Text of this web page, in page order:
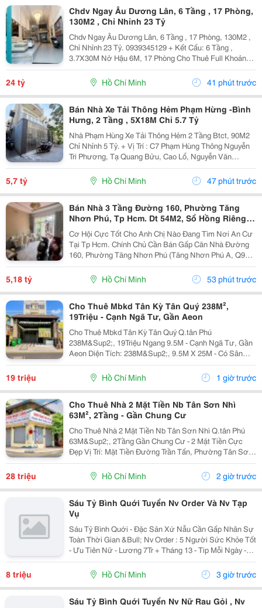
Chdv Ngay Âu Dương Lân, 6 Tầng , 17 Phòng,
130M2 , Chỉ Nhỉnh 23 Tỷ
Chdv Ngay Âu Dương Lân, 6 Tầng , 17 Phòng, 130M2 ,
Chỉ Nhỉnh 23 Tỷ. 0939345129 + Kết Cấu: 6 Tầng ,
3.7X30M Nở Hậu 6M, 17 Phòng Cho Thuê Full Khoảng
120Tr/ Tháng . + Vị Trí: Âu Dương Lân Thông Các Tuyến
Đường Tạ Quang Bửu, Gần Parc Mall Cao Lỗ, Phạm...
24 tỷ Hồ Chí Minh 41 phút trước
Bán Nhà Xe Tải Thông Hẻm Phạm Hừng -Bình
Hưng, 2 Tầng , 5X18M Chỉ 5.7 Tỷ
Nhà Phạm Hùng Xe Tải Thông Hẻm 2 Tầng Btct, 90M2
Chỉ Nhỉnh 5 Tỷ. + Vị Trí : C7 Phạm Hùng Thông Nguyễn
Tri Phương, Tạ Quang Bửu, Cao Lổ, Nguyễn Văn
Linh.... + Tiện Ích: Hẻm To Di Chuyển Thuận Tiện Gần
Chợ, Trường Học Các Cấp , Di Chuyển Nhanh Qua...
5,7 tỷ Hồ Chí Minh 47 phút trước
Bán Nhà 3 Tầng Đường 160, Phường Tăng
Nhơn Phú, Tp Hcm. Dt 54M2, Sổ Hồng Riêng.
Giá 5,18 Tỷ
Cơ Hội Cực Tốt Cho Anh Chị Nào Đang Tìm Nơi An Cư
Tại Tp Hcm. Chính Chủ Cần Bán Gấp Căn Nhà Đường
160, Phường Tăng Nhơn Phú (Tăng Nhơn Phú A, Q9
Cũ). Vị Trí Nhà Nằm Trong Khu Dân Cư Ổn Định, Giao
Thông Thuận Tiện Chỉ Vài Bước Là Ra Lã Xuân Oai,
5,18 tỷ Hồ Chí Minh 53 phút trước
Cho Thuê Mbkd Tân Kỳ Tân Quý 238M²,
19Triệu - Cạnh Ngã Tư, Gần Aeon
Cho Thuê Mbkd Tân Kỳ Tân Quý Q.tân Phú
238M&Sup2;, 19Triệu Ngang 9.5M - Cạnh Ngã Tư, Gần
Aeon Diện Tích: 238M&Sup2;, 9.5M X 25M - Có Sân
Cực Rộng Kết Cấu: 1Trệt Trống Suốt, Có 2 Pn Thích
Hợp: Quán Ăn,Cafe, Spa-Nails, Shop Điện Thoại, Phụ
Kiện,...
19 triệu Hồ Chí Minh 1 giờ trước
Cho Thuê Nhà 2 Mặt Tiền Nb Tân Sơn Nhì
63M², 2Tầng - Gần Chung Cư
Cho Thuê Nhà 2 Mặt Tiền Nb Tân Sơn Nhì Q.tân Phú
63M&Sup2;, 2Tầng Gần Chung Cư - 2 Mặt Tiền Cực
Đẹp Vị Trí: Mặt Tiền Đường Trần Tấn, Phường Tân Sơn
Nhì, Quận Tân Phú, Tp.hcm Diện Tích: 63M&Sup2;, 9M
X 7M Kết Cấu: Trệt, 1 Lầu &Ndash; Gồm 1...
28 triệu Hồ Chí Minh 2 giờ trước
Sáu Tỷ Bình Quới Tuyển Nv Order Và Nv Tạp
Vụ
Sáu Tỷ Bình Quới - Đặc Sản Xứ Nẫu Cần Gấp Nhân Sự
Toàn Thời Gian &Bull; Nv Order : 5 Người Sức Khỏe Tốt
- Ưu Tiên Nữ - Lương 7Tr + Tháng 13 - Tip Mỗi Ngày -
Có Ca Suốt Hoặc Ca Gãy - Tháng 2 Ngày Off - Lễ X 2 -
Được Nghỉ Tết Nđ ...
8 triệu Hồ Chí Minh 3 giờ trước
Sáu Tỷ Bình Quới Tuyển Nv Nữ Rau Gỏi , Nv